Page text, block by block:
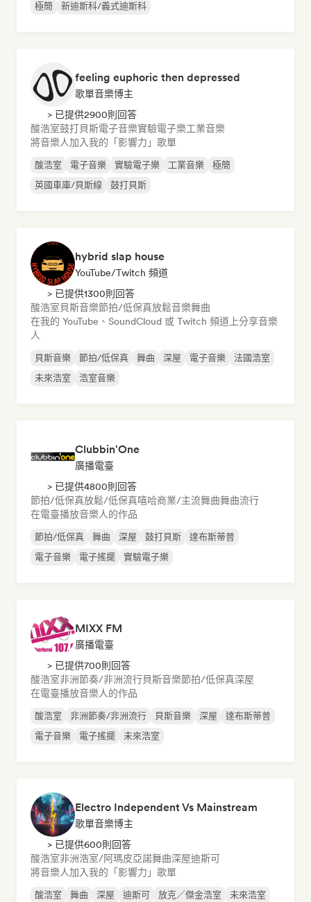
極簡
新迪斯科/義式迪斯科
feeling euphoric then depressed
歌單音樂博主
> 已提供2900則回答
酸浩室鼓打貝斯電子音樂實驗電子樂工業音樂
將音樂人加入我的「影響力」歌單
酸浩室 電子音樂 實驗電子樂 工業音樂
極簡
英國車庫/貝斯線
鼓打貝斯
hybrid slap house
YouTube/Twitch 頻道
> 已提供1300則回答
酸浩室貝斯音樂節拍/低保真放鬆音樂舞曲
在我的 YouTube、SoundCloud 或 Twitch 頻道上分享音樂
人
貝斯音樂 節拍/低保真 舞曲 深屋 電子音樂
法國浩室
未來浩室
浩室音樂
Clubbin'One
廣播電臺
> 已提供4800則回答
節拍/低保真放鬆/低保真嘻哈商業/主流舞曲舞曲流行
在電臺播放音樂人的作品
節拍/低保真 舞曲 深屋 鼓打貝斯
達布斯蒂普
電子音樂
電子搖擺 實驗電子樂
MIXX FM
廣播電臺
> 已提供700則回答
酸浩室非洲節奏/非洲流行貝斯音樂節拍/低保真深屋
在電臺播放音樂人的作品
酸浩室 非洲節奏/非洲流行 貝斯音樂 深屋
達布斯蒂普
電子音樂
電子搖擺 未來浩室
Electro Independent Vs Mainstream
歌單音樂博主
> 已提供600則回答
酸浩室非洲浩室/阿瑪皮亞諾舞曲深屋迪斯可
將音樂人加入我的「影響力」歌單
酸浩室 舞曲 深屋 迪斯可 放克／傑金浩室 未來浩室